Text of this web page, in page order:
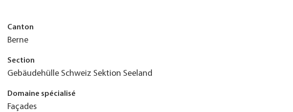
Canton
Berne
Section
Gebäudehülle Schweiz Sektion Seeland
Domaine spécialisé
Façades